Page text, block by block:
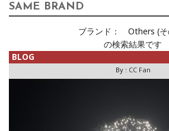
SAME BRAND
ブランド：
Others (そ
の検索結果です
BLOG
By : CC Fan